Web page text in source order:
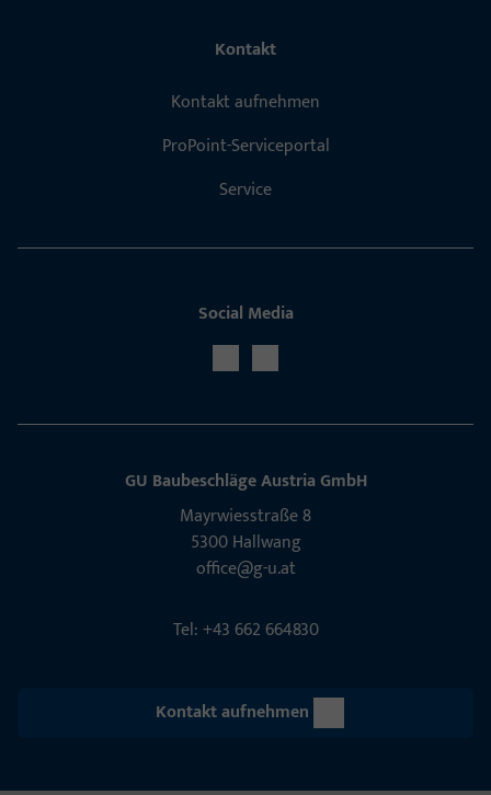
Kontakt
Kontakt aufnehmen
ProPoint-Serviceportal
Service
Social Media
GU Baubeschläge Aus­tria GmbH
Mayrwies­straße 8
5300 Hall­wang
office@g-u.at
Tel: +43 662 664830
Kontakt aufnehmen